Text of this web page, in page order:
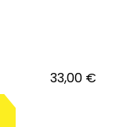
33,00 €